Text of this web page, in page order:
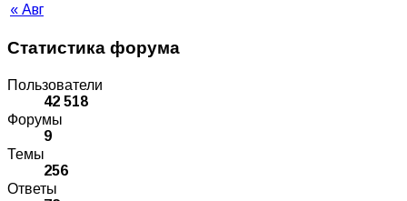
« Авг
Статистика форума
Пользователи
42 518
Форумы
9
Темы
256
Ответы